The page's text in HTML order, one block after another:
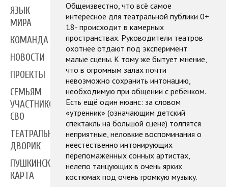
ЯЗЫК
МИРА
КОМАНДА
НОВОСТИ
ПРОЕКТЫ
СЕМЬЯМ
УЧАСТНИКОВ
СВО
ТЕАТРАЛЬНЫЙ
ДВОРИК
ПУШКИНСКАЯ
КАРТА
Общеизвестно, что всё самое
интересное для театральной публики 0+
18- происходит в камерных
пространствах. Руководители театров
охотнее отдают под эксперимент
малые сцены. К тому же бытует мнение,
что в огромным залах почти
невозможно сохранить интонацию,
необходимую при общении с ребёнком.
Есть ещё один нюанс: за словом
«утренник» (означающим детский
спектакль на большой сцене) толпятся
неприятные, неловкие воспоминания о
неестественно интонирующих
перепомаженных сонных артистах,
нелепо танцующих в очень ярких
костюмах под очень громкую музыку.